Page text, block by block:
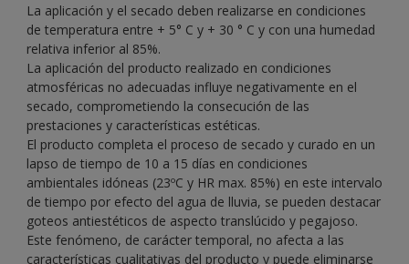
La aplicación y el secado deben realizarse en condiciones
de temperatura entre + 5° C y + 30 ° C y con una humedad
relativa inferior al 85%.
La aplicación del producto realizado en condiciones
atmosféricas no adecuadas influye negativamente en el
secado, comprometiendo la consecución de las
prestaciones y características estéticas.
El producto completa el proceso de secado y curado en un
lapso de tiempo de 10 a 15 días en condiciones
ambientales idóneas (23ºC y HR max. 85%) en este intervalo
de tiempo por efecto del agua de lluvia, se pueden destacar
goteos antiestéticos de aspecto translúcido y pegajoso.
Este fenómeno, de carácter temporal, no afecta a las
características cualitativas del producto y puede eliminarse